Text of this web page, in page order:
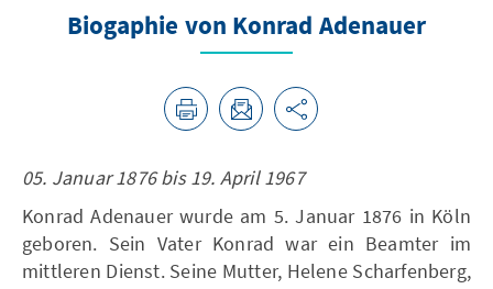
Biogaphie von Konrad Adenauer
05. Januar 1876 bis 19. April 1967
Konrad Adenauer wurde am 5. Januar 1876 in Köln
geboren. Sein Vater Konrad war ein Beamter im
mittleren Dienst. Seine Mutter, Helene Scharfenberg,